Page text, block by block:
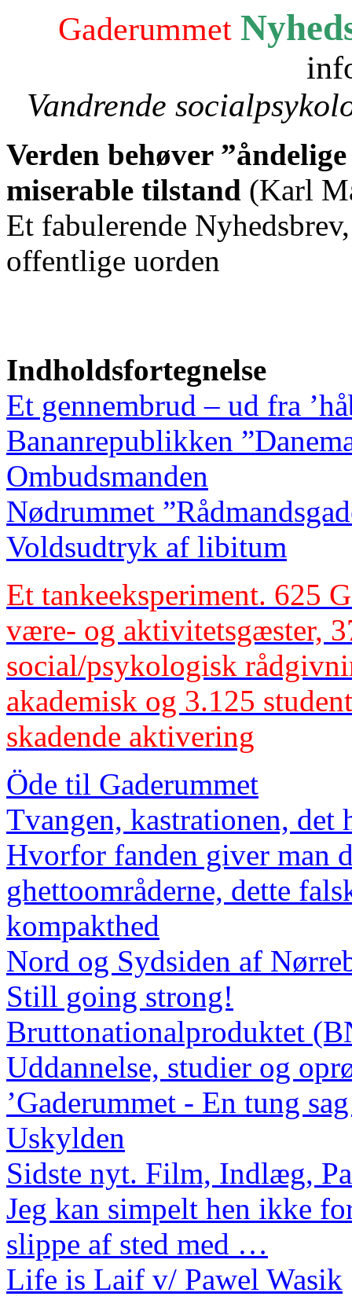
Gaderummet
Vandrende
Verden behøver
miserable tilstand (Karl
Et fabulerende
offentlige uorden
Indholdsfortegnelse
Et gennembrud – ud fra
Bananrepublikken
Ombudsmanden
Nødrummet
Voldsudtryk af libitum
Et tankeeksperiment. 625
være- og aktivitetsgæster,
social/psykologisk
akademisk og 3.125
skadende aktivering
Öde til Gaderummet
Tvangen, kastrationen,
Hvorfor fanden giver man
ghettoområderne, dette
kompakthed
Nord og Sydsiden af
Still going strong!
Bruttonationalproduktet
Uddannelse, studier og
’Gaderummet - En tung
Uskylden
Sidste nyt. Film, Indlæg,
Jeg kan simpelt hen ikke
slippe af sted med …
Life is Laif v/ Pawel Wasik